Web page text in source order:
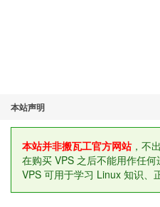
本站声明
本站并非搬瓦工官方网站，不
在购买 VPS 之后不能用作任
VPS 可用于学习 Linux 知识、